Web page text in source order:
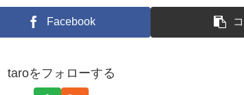
Facebook
taroをフォローする